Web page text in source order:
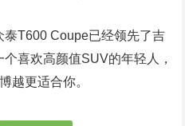
T600 Coupe已经领先了吉
喜欢高颜值SUV的年轻人，
越更适合你。